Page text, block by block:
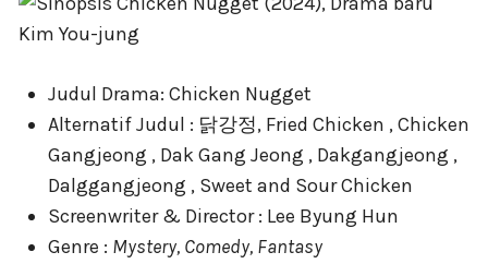
Judul Drama: Chicken Nugget
Alternatif Judul : 닭강정, Fried Chicken , Chicken
Gangjeong , Dak Gang Jeong , Dakgangjeong ,
Dalggangjeong , Sweet and Sour Chicken
Screenwriter & Director : Lee Byung Hun
Genre : Mystery, Comedy, Fantasy